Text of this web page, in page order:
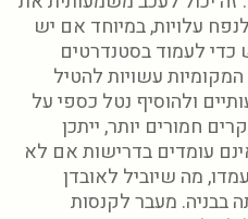
עלויות, במיוחד אם יש
לעמוד בסטנדרטים
המקומיות עשויות להטיל
ולהוסיף נטל כספי על
חמורים יותר, ייתכן
עומדים בדרישות אם לא
מה שיוביל לאובדן
מעבר לקנסות